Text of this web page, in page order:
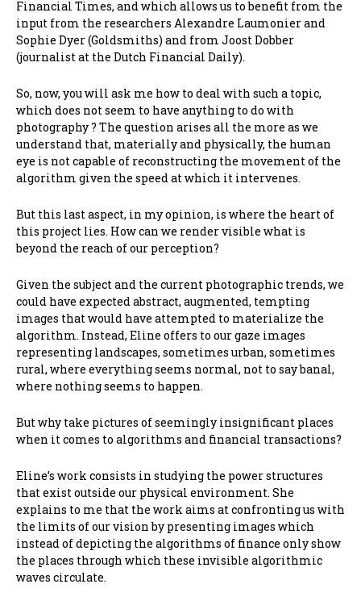
Financial Times, and which allows us to benefit from the
input from the researchers Alexandre Laumonier and
Sophie Dyer (Goldsmiths) and from Joost Dobber
(journalist at the Dutch Financial Daily).
So, now, you will ask me how to deal with such a topic,
which does not seem to have anything to do with
photography ? The question arises all the more as we
understand that, materially and physically, the human
eye is not capable of reconstructing the movement of the
algorithm given the speed at which it intervenes.
But this last aspect, in my opinion, is where the heart of
this project lies. How can we render visible what is
beyond the reach of our perception?
Given the subject and the current photographic trends, we
could have expected abstract, augmented, tempting
images that would have attempted to materialize the
algorithm. Instead, Eline offers to our gaze images
representing landscapes, sometimes urban, sometimes
rural, where everything seems normal, not to say banal,
where nothing seems to happen.
But why take pictures of seemingly insignificant places
when it comes to algorithms and financial transactions?
Eline’s work consists in studying the power structures
that exist outside our physical environment. She
explains to me that the work aims at confronting us with
the limits of our vision by presenting images which
instead of depicting the algorithms of finance only show
the places through which these invisible algorithmic
waves circulate.